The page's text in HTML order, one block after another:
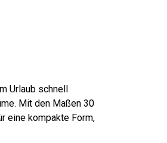
Urlaub schnell
Mit den Maßen 30
eine kompakte Form,